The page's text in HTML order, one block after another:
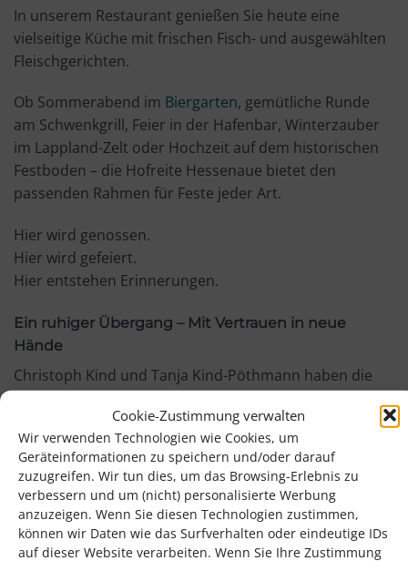
Cookie-Zustimmung verwalten
Wir verwenden Technologien wie Cookies, um
Geräteinformationen zu speichern und/oder darauf
zuzugreifen. Wir tun dies, um das Browsing-Erlebnis zu
verbessern und um (nicht) personalisierte Werbung
anzuzeigen. Wenn Sie diesen Technologien zustimmen,
können wir Daten wie das Surfverhalten oder eindeutige IDs
auf dieser Website verarbeiten. Wenn Sie Ihre Zustimmung
In unserem Restaurant genießen Sie heute eine
vielseitige Küche mit frischen Fisch- und ausgewählten
Fleischgerichten.
Ob Sommerabend im Biergarten, gemütliche Runde
am Schwenkgrill, Feier in der Hafenbar, Winterzauber
im Lappland-Zelt oder Hochzeit auf dem historischen
Festboden – die Hofreite Hessenaue bietet den
passenden Rahmen für Feste jeder Art.
Hier wird genossen.
Hier wird gefeiert.
Hier entstehen Erinnerungen.
Ein ruhiger Übergang – Mit Vertrauen in neue
Hände
Christoph Kind und Tanja Kind-Pöthmann haben die
Nun ziehen sie sich bewusst aus dem operativen
Geschäft zurück und übergeben die gastronomische
Leitung in neue Hände.
Michelle und Oliver sind künftig die Gesichter der
Hofreite Hessenaue. Mit Leidenschaft für Gastlichkeit,